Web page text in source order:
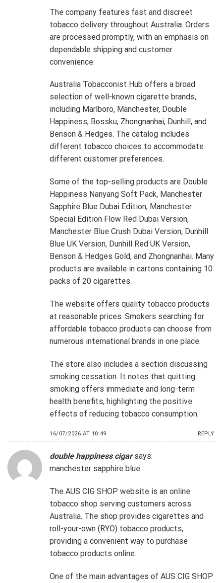
The company features fast and discreet
tobacco delivery throughout Australia. Orders
are processed promptly, with an emphasis on
dependable shipping and customer
convenience.
Australia Tobacconist Hub offers a broad
selection of well-known cigarette brands,
including Marlboro, Manchester, Double
Happiness, Bossku, Zhongnanhai, Dunhill, and
Benson & Hedges. The catalog includes
different tobacco choices to accommodate
different customer preferences.
Some of the top-selling products are Double
Happiness Nanyang Soft Pack, Manchester
Sapphire Blue Dubai Edition, Manchester
Special Edition Flow Red Dubai Version,
Manchester Blue Crush Dubai Version, Dunhill
Blue UK Version, Dunhill Red UK Version,
Benson & Hedges Gold, and Zhongnanhai. Many
products are available in cartons containing 10
packs of 20 cigarettes.
The website offers quality tobacco products
at reasonable prices. Smokers searching for
affordable tobacco products can choose from
numerous international brands in one place.
The store also includes a section discussing
smoking cessation. It notes that quitting
smoking offers immediate and long-term
health benefits, highlighting the positive
effects of reducing tobacco consumption.
16/07/2026 AT 10:49 REPLY
double happiness cigar says:
manchester sapphire blue
The AUS CIG SHOP website is an online
tobacco shop serving customers across
Australia. The shop provides cigarettes and
roll-your-own (RYO) tobacco products,
providing a convenient way to purchase
tobacco products online.
One of the main advantages of AUS CIG SHOP